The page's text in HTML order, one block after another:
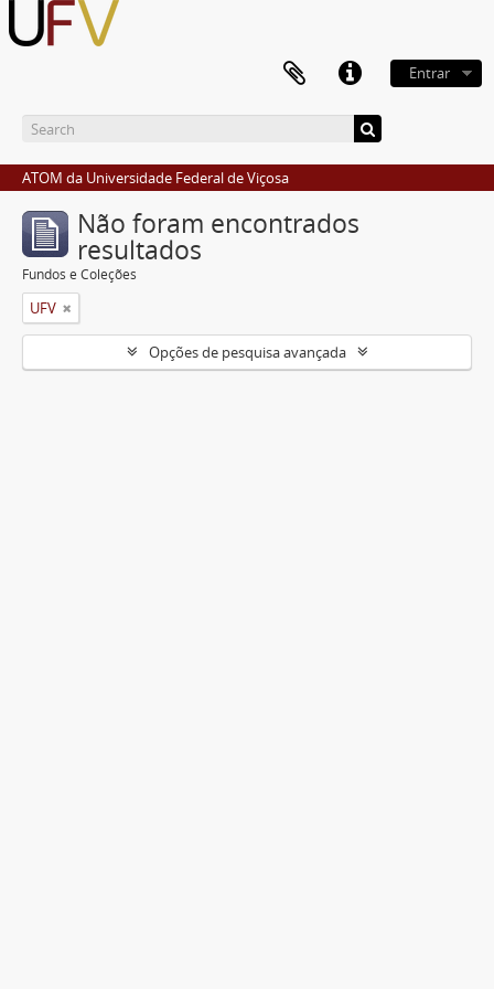
Entrar
ATOM da Universidade Federal de Viçosa
Não foram encontrados
resultados
Fundos e Coleções
UFV
Opções de pesquisa avançada